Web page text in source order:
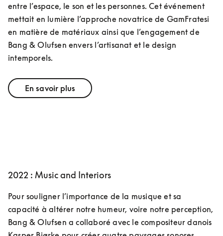
entre l’espace, le son et les personnes. Cet événement
mettait en lumière l’approche novatrice de GamFratesi
en matière de matériaux ainsi que l’engagement de
Bang & Olufsen envers l’artisanat et le design
intemporels.
En savoir plus
2022 : Music and Interiors
Pour souligner l’importance de la musique et sa
capacité à altérer notre humeur, voire notre perception,
Bang & Olufsen a collaboré avec le compositeur danois